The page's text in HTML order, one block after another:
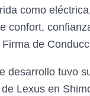
como
confort,
de
desarrollo tuvo
Lexus en